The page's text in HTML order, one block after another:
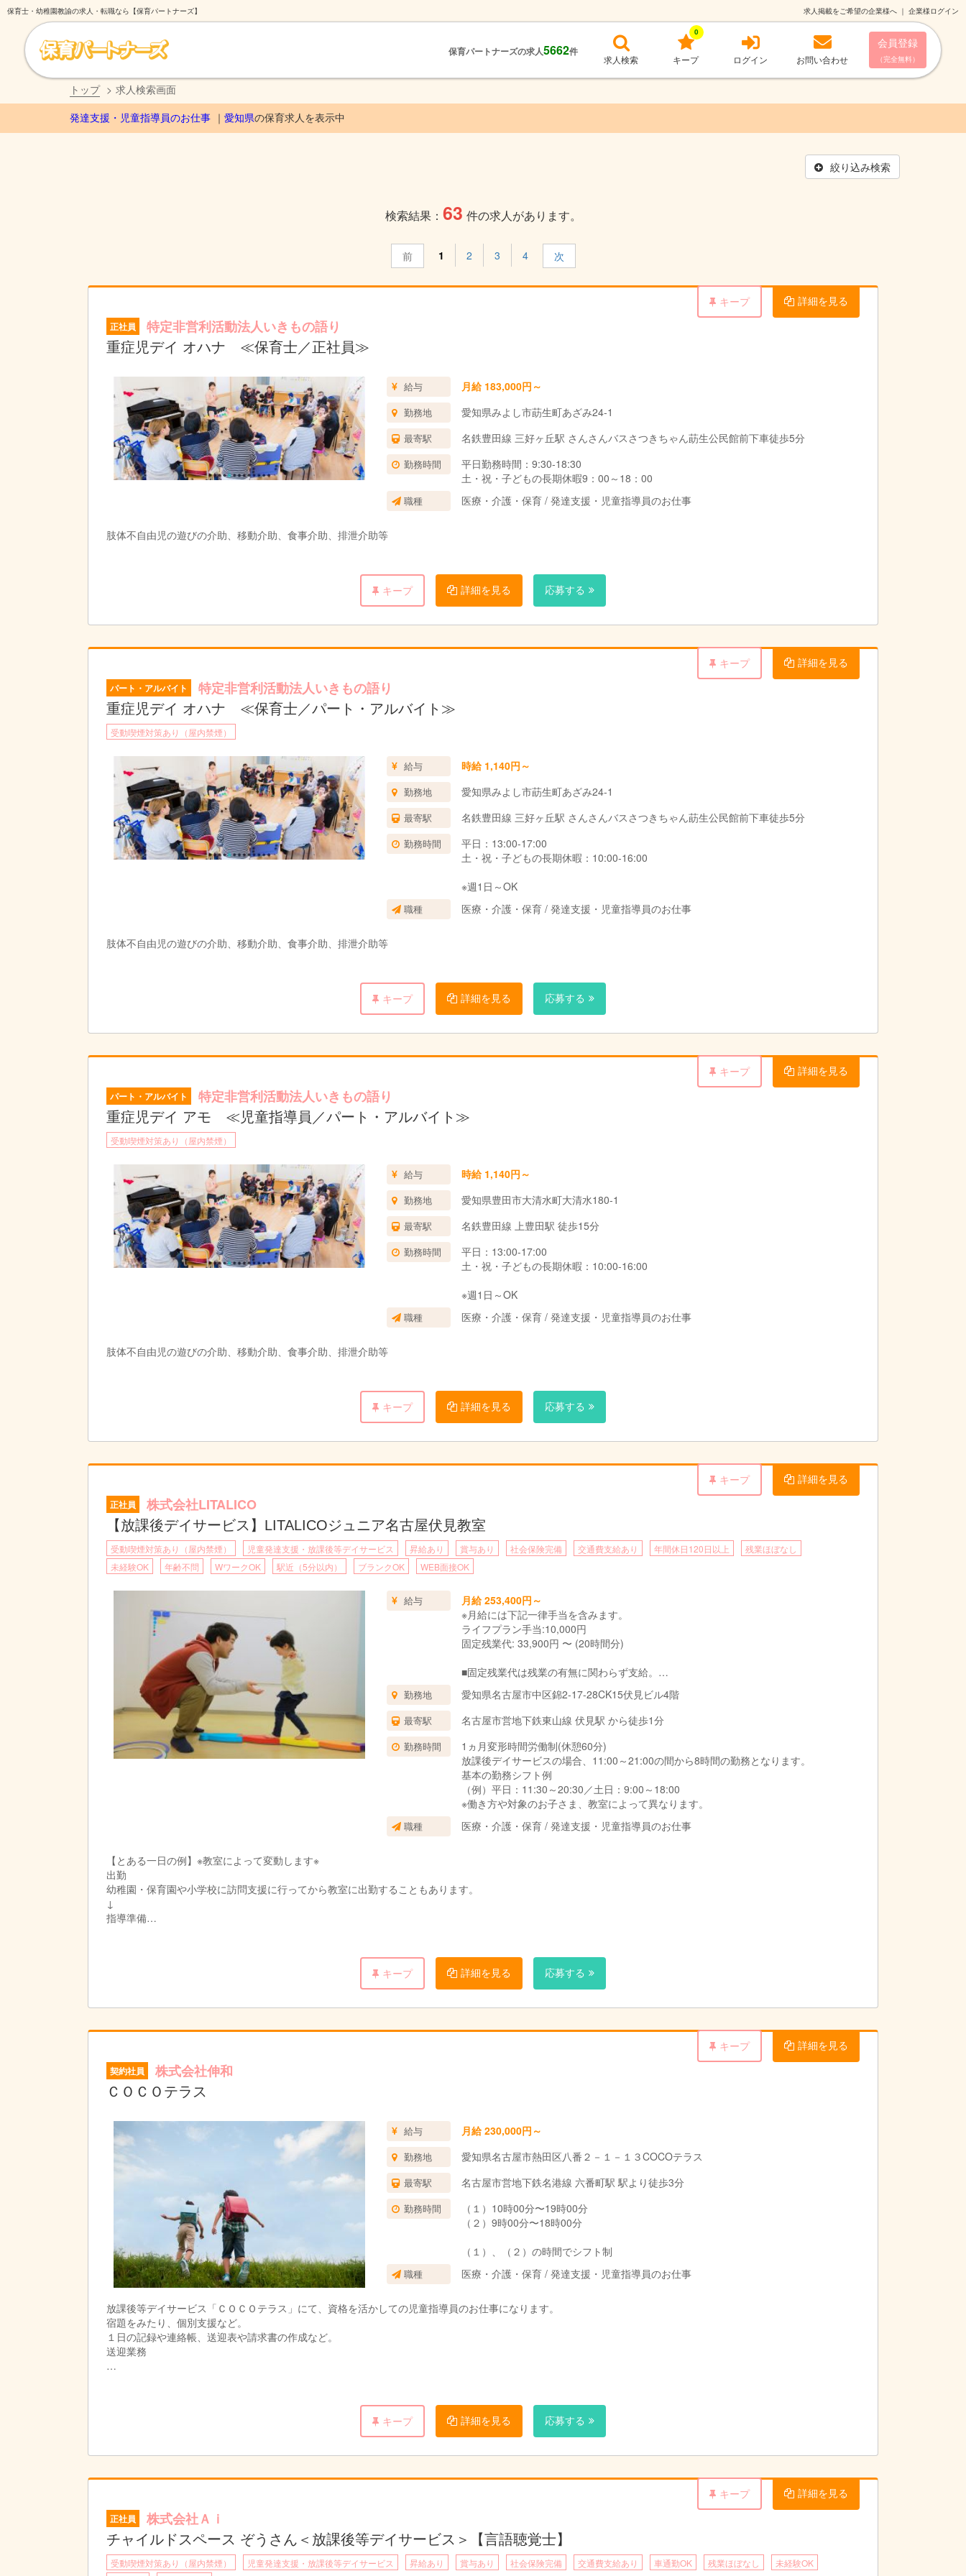
保育士・幼稚園教諭の求人・転職なら【保育パートナーズ】 求人掲載をご希望の企業様へ ｜ 企業様ログイン
保育パートナーズの求人5662件
求人検索 キープ
0
ログイン お問い合わせ
会員登録
（完全無料）
トップ 求人検索画面
発達支援・児童指導員のお仕事 愛知県の保育求人を表示中
絞り込み検索
検索結果： 63 件の求人があります。
前 1 2 3 4 次
キープ 詳細を見る
正社員 特定非営利活動法人いきもの語り
重症児デイ オハナ ≪保育士／正社員≫
給与 月給 183,000円～
勤務地 愛知県みよし市莇生町あざみ24-1
最寄駅 名鉄豊田線 三好ヶ丘駅 さんさんバスさつきちゃん莇生公民館前下車徒歩5分
勤務時間
平日勤務時間：9:30-18:30
土・祝・子どもの長期休暇9：00～18：00
職種 医療・介護・保育 / 発達支援・児童指導員のお仕事
肢体不自由児の遊びの介助、移動介助、食事介助、排泄介助等
キープ 詳細を見る 応募する
キープ 詳細を見る
パート・アルバイト 特定非営利活動法人いきもの語り
重症児デイ オハナ ≪保育士／パート・アルバイト≫
受動喫煙対策あり（屋内禁煙）
給与 時給 1,140円～
勤務地 愛知県みよし市莇生町あざみ24-1
最寄駅 名鉄豊田線 三好ヶ丘駅 さんさんバスさつきちゃん莇生公民館前下車徒歩5分
勤務時間
平日：13:00-17:00
土・祝・子どもの長期休暇：10:00-16:00
※週1日～OK
職種 医療・介護・保育 / 発達支援・児童指導員のお仕事
肢体不自由児の遊びの介助、移動介助、食事介助、排泄介助等
キープ 詳細を見る 応募する
キープ 詳細を見る
パート・アルバイト 特定非営利活動法人いきもの語り
重症児デイ アモ ≪児童指導員／パート・アルバイト≫
受動喫煙対策あり（屋内禁煙）
給与 時給 1,140円～
勤務地 愛知県豊田市大清水町大清水180-1
最寄駅 名鉄豊田線 上豊田駅 徒歩15分
勤務時間
平日：13:00-17:00
土・祝・子どもの長期休暇：10:00-16:00
※週1日～OK
職種 医療・介護・保育 / 発達支援・児童指導員のお仕事
肢体不自由児の遊びの介助、移動介助、食事介助、排泄介助等
キープ 詳細を見る 応募する
キープ 詳細を見る
正社員 株式会社LITALICO
【放課後デイサービス】LITALICOジュニア名古屋伏見教室
受動喫煙対策あり（屋内禁煙） 児童発達支援・放課後等デイサービス 昇給あり 賞与あり 社会保険完備 交通費支給あり 年間休日120日以上
残業ほぼなし
未経験OK
年齢不問 WワークOK 駅近（5分以内） ブランクOK WEB面接OK
給与
月給 253,400円～
※月給には下記一律手当を含みます。
ライフプラン手当:10,000円
固定残業代: 33,900円 〜 (20時間分)
■固定残業代は残業の有無に関わらず支給。
上記の想定時間を超えた場合は、別途割増賃金を支給いたします。
■試用期間3ヶ月あり。
期間中の待遇に変更はありません。
勤務地 愛知県名古屋市中区錦2-17-28CK15伏見ビル4階
最寄駅 名古屋市営地下鉄東山線 伏見駅 から徒歩1分
勤務時間
1ヵ月変形時間労働制(休憩60分)
放課後デイサービスの場合、11:00～21:00の間から8時間の勤務となります。
基本の勤務シフト例
（例）平日：11:30～20:30／土日：9:00～18:00
※働き方や対象のお子さま、教室によって異なります。
職種 医療・介護・保育 / 発達支援・児童指導員のお仕事
【とある一日の例】※教室によって変動します※
出勤
幼稚園・保育園や小学校に訪問支援に行ってから教室に出勤することもあります。
↓
指導準備
お子さまひとり一人に6か月間の個別支援計画を作成しています。
↓
↓
個別支援計画に基づきお子さまに指導を実施します。
個別指導では45分の指導をし、小集団指導では1時間半～3時間の指導をします。
↓
↓
退勤|本日もお疲れさまでした！
キープ 詳細を見る 応募する
キープ 詳細を見る
契約社員 株式会社伸和
ＣＯＣＯテラス
給与 月給 230,000円～
勤務地 愛知県名古屋市熱田区八番２－１－１３COCOテラス
最寄駅 名古屋市営地下鉄名港線 六番町駅 駅より徒歩3分
勤務時間
（１）10時00分〜19時00分
（２）9時00分〜18時00分
（１）、（２）の時間でシフト制
職種 医療・介護・保育 / 発達支援・児童指導員のお仕事
放課後等デイサービス「ＣＯＣＯテラス」にて、資格を活かしての児童指導員のお仕事になります。
宿題をみたり、個別支援など。
１日の記録や連絡帳、送迎表や請求書の作成など。
送迎業務
※保育士、教員免許(小学校)、児童指導員任用資格については、いずれかの資格があれば応募可能です。
※普通自動車運転免許（ＡＴ限定可）については必須となります。
キープ 詳細を見る 応募する
キープ 詳細を見る
正社員 株式会社Ａｉ
チャイルドスペース ぞうさん＜放課後等デイサービス＞【言語聴覚士】
受動喫煙対策あり（屋内禁煙） 児童発達支援・放課後等デイサービス 昇給あり 賞与あり 社会保険完備 交通費支給あり 車通勤OK 残業ほぼなし
未経験OK